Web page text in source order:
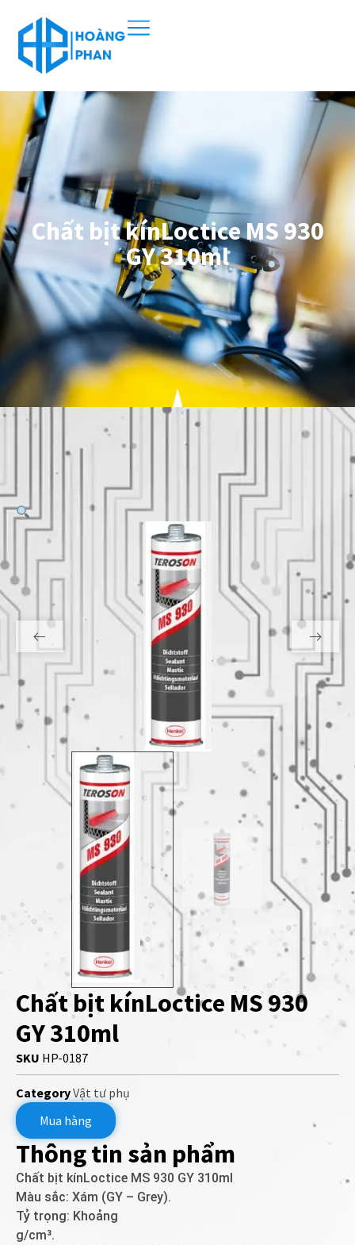
Chất bịt kínLoctice MS 930
GY 310ml
Chất bịt kínLoctice MS 930
GY 310ml
SKU HP-0187
CategoryVật tư phụ
Mua hàng
Thông tin sản phẩm
Chất bịt kínLoctice MS 930 GY 310ml
Màu sắc: Xám (GY – Grey).
Tỷ trọng: Khoảng
g/cm³.